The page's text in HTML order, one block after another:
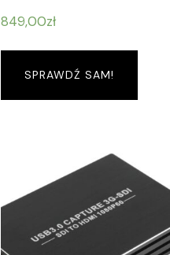
849,00zł
SPRAWDŹ SAM!